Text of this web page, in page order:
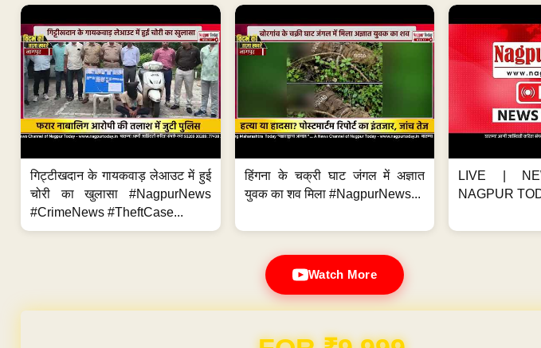
गिट्टीखदान के गायकवाड़ लेआउट में हुई
चोरी का खुलासा #NagpurNews
#CrimeNews #TheftCase...
हिंगना के चक्री घाट जंगल में अज्ञात
युवक का शव मिला #NagpurNews...
LIVE |
NAGPUR
Watch More